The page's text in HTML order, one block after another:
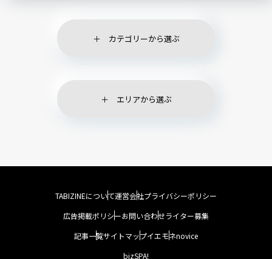
カテゴリーから選ぶ
エリアから選ぶ
TABIZINEについて運営会社プライバシーポリシー
広告掲載ポリシーお問い合わせライター募集
記事一覧サイトマップイエモネnovice
bizSPA!